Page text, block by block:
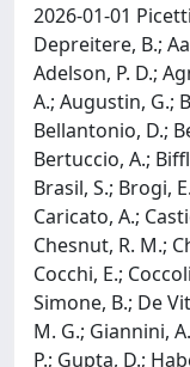
2026-01-01
Depreitere, B.;
Adelson, P. D.;
A.; Augustin, G.;
Bellantonio, D.;
Bertuccio, A.;
Brasil, S.; Brogi,
Caricato, A.;
Chesnut, R. M.;
Cocchi, E.;
Simone, B.; De
M. G.; Giannini,
P.; Gupta, D.;